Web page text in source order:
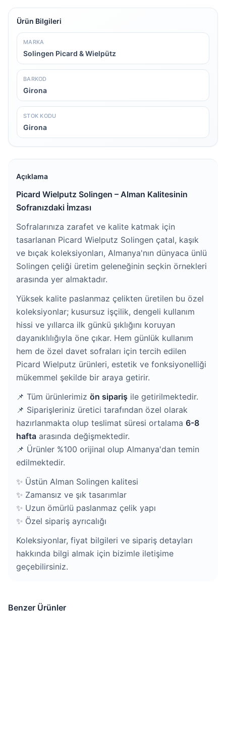
Ürün Bilgileri
MARKA
Solingen Picard & Wielpütz
BARKOD
Girona
STOK KODU
Girona
Açıklama
Picard Wielputz Solingen – Alman Kalitesinin
Sofranızdaki İmzası
Sofralarınıza zarafet ve kalite katmak için
tasarlanan Picard Wielputz Solingen çatal, kaşık
ve bıçak koleksiyonları, Almanya'nın dünyaca ünlü
Solingen çeliği üretim geleneğinin seçkin örnekleri
arasında yer almaktadır.
Yüksek kalite paslanmaz çelikten üretilen bu özel
koleksiyonlar; kusursuz işçilik, dengeli kullanım
hissi ve yıllarca ilk günkü şıklığını koruyan
dayanıklılığıyla öne çıkar. Hem günlük kullanım
hem de özel davet sofraları için tercih edilen
Picard Wielputz ürünleri, estetik ve fonksiyonelliği
mükemmel şekilde bir araya getirir.
📌 Tüm ürünlerimiz ön sipariş ile getirilmektedir.
📌 Siparişleriniz üretici tarafından özel olarak
hazırlanmakta olup teslimat süresi ortalama 6-8
hafta arasında değişmektedir.
📌 Ürünler %100 orijinal olup Almanya'dan temin
edilmektedir.
✨ Üstün Alman Solingen kalitesi
✨ Zamansız ve şık tasarımlar
✨ Uzun ömürlü paslanmaz çelik yapı
✨ Özel sipariş ayrıcalığı
Koleksiyonlar, fiyat bilgileri ve sipariş detayları
hakkında bilgi almak için bizimle iletişime
geçebilirsiniz.
Benzer Ürünler